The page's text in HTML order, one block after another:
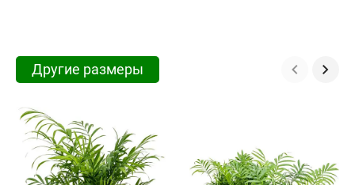
Другие размеры